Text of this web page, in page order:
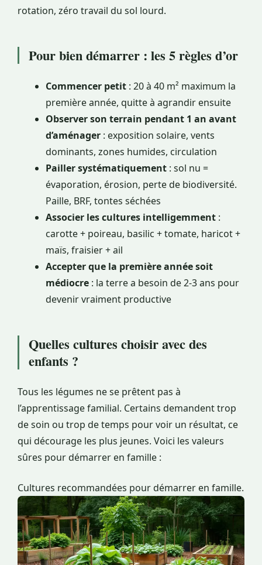
rotation, zéro travail du sol lourd.
Pour bien démarrer : les 5 règles d’or
Commencer petit : 20 à 40 m² maximum la
première année, quitte à agrandir ensuite
Observer son terrain pendant 1 an avant
d’aménager : exposition solaire, vents
dominants, zones humides, circulation
Pailler systématiquement : sol nu =
évaporation, érosion, perte de biodiversité.
Paille, BRF, tontes séchées
Associer les cultures intelligemment :
carotte + poireau, basilic + tomate, haricot +
maïs, fraisier + ail
Accepter que la première année soit
médiocre : la terre a besoin de 2-3 ans pour
devenir vraiment productive
Quelles cultures choisir avec des
enfants ?
Tous les légumes ne se prêtent pas à
l’apprentissage familial. Certains demandent trop
de soin ou trop de temps pour voir un résultat, ce
qui décourage les plus jeunes. Voici les valeurs
sûres pour démarrer en famille :
Cultures recommandées pour démarrer en famille.